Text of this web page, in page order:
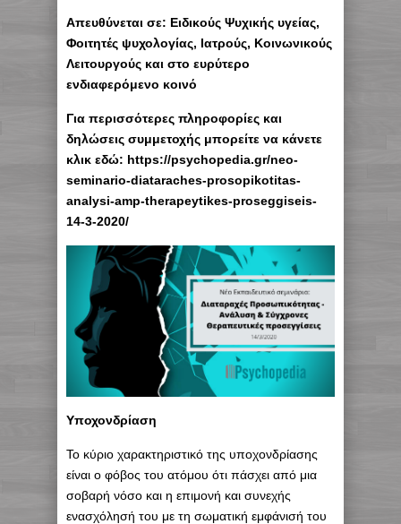
Απευθύνεται σε: Ειδικούς Ψυχικής υγείας,
Φοιτητές ψυχολογίας, Ιατρούς, Κοινωνικούς
Λειτουργούς και στο ευρύτερο
ενδιαφερόμενο κοινό
Για περισσότερες πληροφορίες και
δηλώσεις συμμετοχής μπορείτε να κάνετε
κλικ εδώ: https://psychopedia.gr/neo-
seminario-diataraches-prosopikotitas-
analysi-amp-therapeytikes-proseggiseis-
14-3-2020/
Υποχονδρίαση
Το κύριο χαρακτηριστικό της υποχονδρίασης
είναι ο φόβος του ατόμου ότι πάσχει από μια
σοβαρή νόσο και η επιμονή και συνεχής
ενασχόλησή του με τη σωματική εμφάνισή του